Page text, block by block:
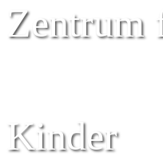
Zentrum
Kinder